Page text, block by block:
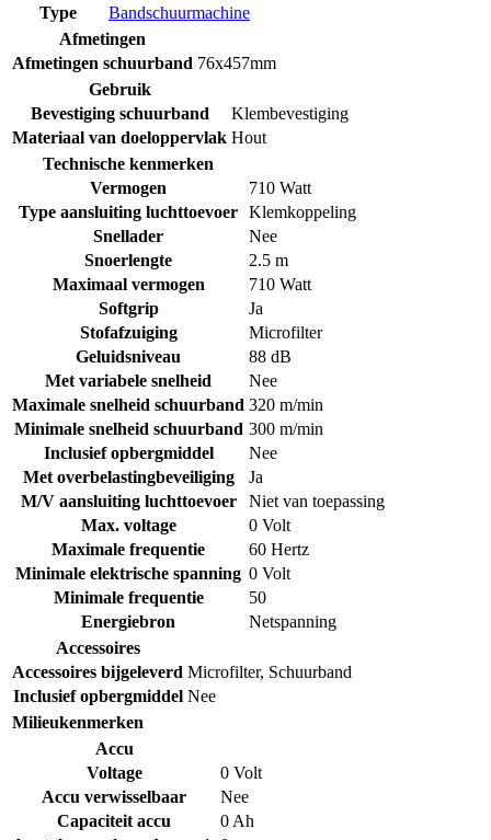
Type
Bandschuurmachine
Afmetingen
Afmetingen schuurband 76x457mm
Gebruik
Bevestiging schuurband
Klembevestiging
Materiaal van doeloppervlak Hout
Technische kenmerken
Vermogen
710 Watt
Type aansluiting luchttoevoer Klemkoppeling
Snellader
Nee
Snoerlengte
2.5 m
Maximaal vermogen
710 Watt
Softgrip
Ja
Stofafzuiging
Microfilter
Geluidsniveau
88 dB
Met variabele snelheid
Nee
Maximale snelheid schuurband 320 m/min
Minimale snelheid schuurband 300 m/min
Inclusief opbergmiddel
Nee
Met overbelastingbeveiliging
Ja
M/V aansluiting luchttoevoer
Niet van toepassing
Max. voltage
0 Volt
Maximale frequentie
60 Hertz
Minimale elektrische spanning 0 Volt
Minimale frequentie
50
Energiebron
Netspanning
Accessoires
Accessoires bijgeleverd Microfilter, Schuurband
Inclusief opbergmiddel Nee
Milieukenmerken
Accu
Voltage
0 Volt
Accu verwisselbaar
Nee
Capaciteit accu
0 Ah